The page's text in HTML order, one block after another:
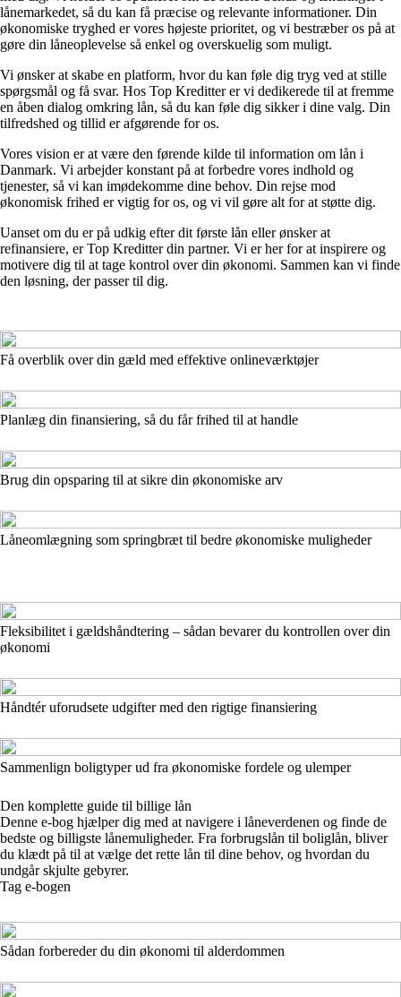
lånemarkedet, så du kan få præcise og relevante informationer. Din
økonomiske tryghed er vores højeste prioritet, og vi bestræber os på at
gøre din låneoplevelse så enkel og overskuelig som muligt.
Vi ønsker at skabe en platform, hvor du kan føle dig tryg ved at stille
spørgsmål og få svar. Hos Top Kreditter er vi dedikerede til at fremme
en åben dialog omkring lån, så du kan føle dig sikker i dine valg. Din
tilfredshed og tillid er afgørende for os.
Vores vision er at være den førende kilde til information om lån i
Danmark. Vi arbejder konstant på at forbedre vores indhold og
tjenester, så vi kan imødekomme dine behov. Din rejse mod
økonomisk frihed er vigtig for os, og vi vil gøre alt for at støtte dig.
Uanset om du er på udkig efter dit første lån eller ønsker at
refinansiere, er Top Kreditter din partner. Vi er her for at inspirere og
motivere dig til at tage kontrol over din økonomi. Sammen kan vi finde
den løsning, der passer til dig.
Få overblik over din gæld med effektive onlineværktøjer
Planlæg din finansiering, så du får frihed til at handle
Brug din opsparing til at sikre din økonomiske arv
Låneomlægning som springbræt til bedre økonomiske muligheder
Fleksibilitet i gældshåndtering – sådan bevarer du kontrollen over din
økonomi
Håndtér uforudsete udgifter med den rigtige finansiering
Sammenlign boligtyper ud fra økonomiske fordele og ulemper
Den komplette guide til billige lån
Denne e-bog hjælper dig med at navigere i låneverdenen og finde de
bedste og billigste lånemuligheder. Fra forbrugslån til boliglån, bliver
du klædt på til at vælge det rette lån til dine behov, og hvordan du
undgår skjulte gebyrer.
Tag e-bogen
Sådan forbereder du din økonomi til alderdommen